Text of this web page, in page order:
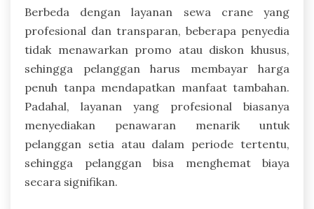
Berbeda dengan layanan sewa crane yang
profesional dan transparan, beberapa penyedia
tidak menawarkan promo atau diskon khusus,
sehingga pelanggan harus membayar harga
penuh tanpa mendapatkan manfaat tambahan.
Padahal, layanan yang profesional biasanya
menyediakan penawaran menarik untuk
pelanggan setia atau dalam periode tertentu,
sehingga pelanggan bisa menghemat biaya
secara signifikan.